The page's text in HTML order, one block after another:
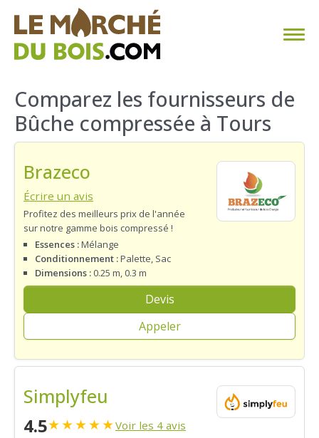
CHAUFFAGE AU BOIS
FAQ
TROUVER SON FOURNISSEUR
BLOG
ESPACE PRO
Comparez les fournisseurs de
Bûche compressée à Tours
Brazeco
Écrire un avis
Profitez des meilleurs prix de l'année
sur notre gamme bois compressé !
Essences :Mélange
Conditionnement :Palette, Sac
Dimensions : 0.25 m, 0.3 m
Devis
Appeler
Simplyfeu
4.5★★★★★Voir les 4 avis